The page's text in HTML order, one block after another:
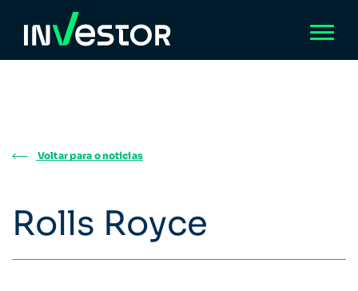
Voltar para o noticias
Rolls Royce